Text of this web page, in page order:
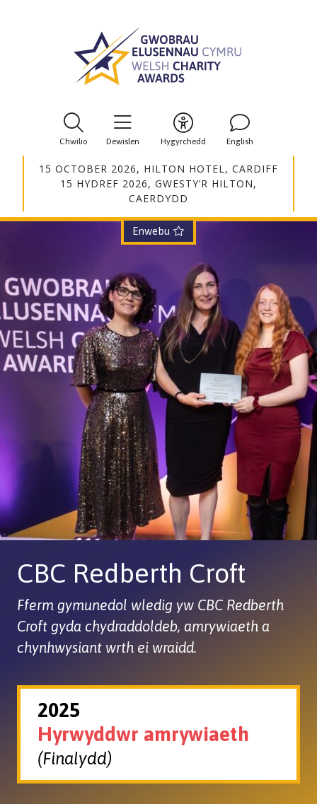
Chwilio Dewislen Hygyrchedd English
15 OCTOBER 2026, HILTON HOTEL, CARDIFF
15 HYDREF 2026, GWESTY’R HILTON,
CAERDYDD
Enwebu
CBC Redberth Croft
Fferm gymunedol wledig yw CBC Redberth
Croft gyda chydraddoldeb, amrywiaeth a
chynhwysiant wrth ei wraidd.
2025
Hyrwyddwr amrywiaeth
(Finalydd)